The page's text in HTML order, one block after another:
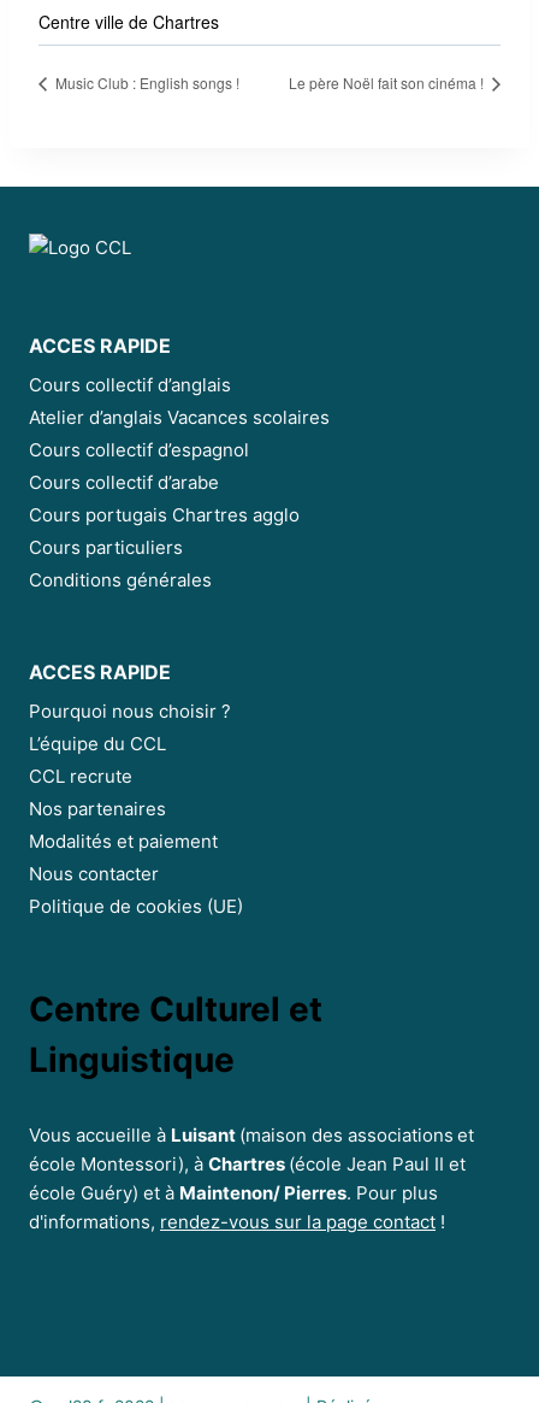
Centre ville de Chartres
Music Club : English songs ! Le père Noël fait son cinéma !
ACCES RAPIDE
Cours collectif d’anglais
Atelier d’anglais Vacances scolaires
Cours collectif d’espagnol
Cours collectif d’arabe
Cours portugais Chartres agglo
Cours particuliers
Conditions générales
ACCES RAPIDE
Pourquoi nous choisir ?
L’équipe du CCL
CCL recrute
Nos partenaires
Modalités et paiement
Nous contacter
Politique de cookies (UE)
Centre Culturel et
Linguistique
Vous accueille à Luisant (maison des associations et
école Montessori), à Chartres (école Jean Paul II et
école Guéry) et à Maintenon/ Pierres. Pour plus
d'informations, rendez-vous sur la page contact !